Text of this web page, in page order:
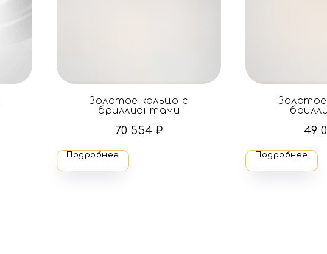
Золотое кольцо с
бриллиантами
70 554 ₽
Подробнее
Золотое
49
Подробнее